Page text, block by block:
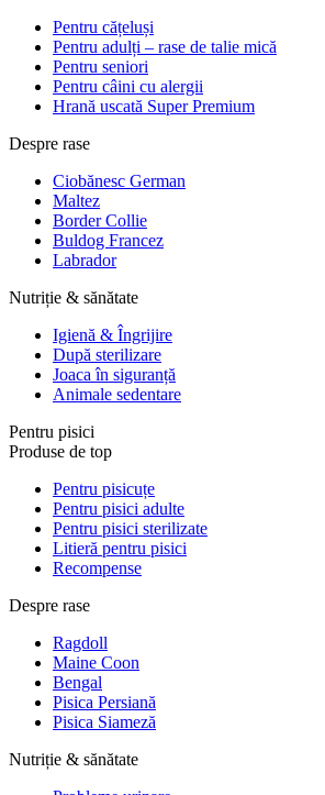
Pentru cățeluși
Pentru adulți – rase de talie mică
Pentru seniori
Pentru câini cu alergii
Hrană uscată Super Premium
Despre rase
Ciobănesc German
Maltez
Border Collie
Buldog Francez
Labrador
Nutriție & sănătate
Igienă & Îngrijire
După sterilizare
Joaca în siguranță
Animale sedentare
Pentru pisici
Produse de top
Pentru pisicuțe
Pentru pisici adulte
Pentru pisici sterilizate
Litieră pentru pisici
Recompense
Despre rase
Ragdoll
Maine Coon
Bengal
Pisica Persiană
Pisica Siameză
Nutriție & sănătate